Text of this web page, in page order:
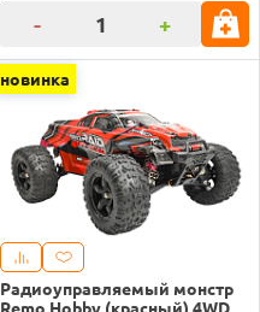
- +
новинка
Радиоуправляемый монстр
Remo Hobby (красный) 4WD